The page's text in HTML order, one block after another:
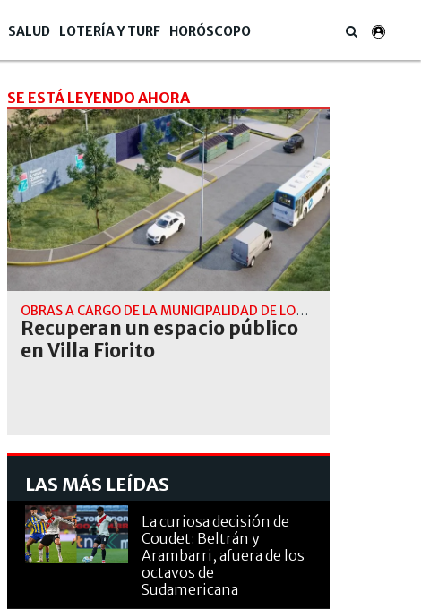
SALUD LOTERÍA Y TURF HORÓSCOPO
SE ESTÁ LEYENDO AHORA
OBRAS A CARGO DE LA MUNICIPALIDAD DE LOMAS DE ZAMORA
Recuperan un espacio público
en Villa Fiorito
LAS MÁS LEÍDAS
La curiosa decisión de
Coudet: Beltrán y
Arambarri, afuera de los
octavos de
Sudamericana